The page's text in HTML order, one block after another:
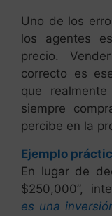
Uno de los
los agentes
precio.
correcto es
que
siempre
percibe en la
Ejemplo
En lugar de
$250,000”,
es una